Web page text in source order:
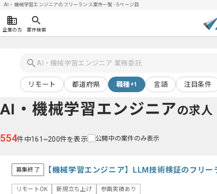
AI・機械学習エンジニアのフリーランス案件一覧 - 5ページ目
企業の方 案件検索
リモート 都道府県 職種 +1 言語 注目条件
AI・機械学習エンジニアの求人
554件中161~200件を表示 公開中の案件のみ表示
募集終了 【機械学習エンジニア】LLM技術検証のフリ
リモートOK 新規立ち上げ 参画実績あり